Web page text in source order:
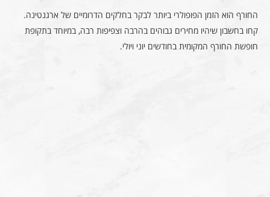
החורף הוא הזמן הפופולרי ביותר לבקר בחלקים הדרומיים של ארגנטינה.
קחו בחשבון שיהיו מחירים גבוהים בהרבה וצפיפות רבה, במיוחד בתקופת
חופשת החורף המקומית בחודשים יוני ויולי.